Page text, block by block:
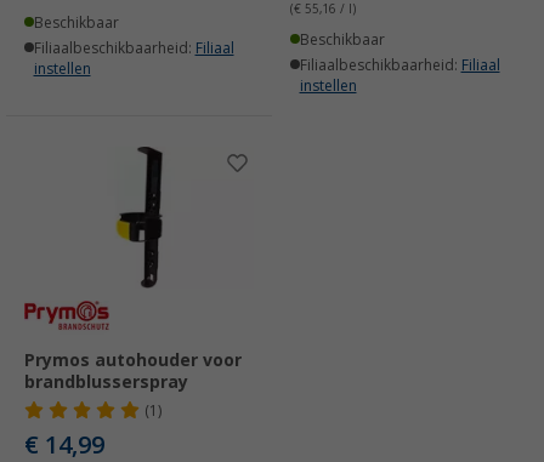
Beschikbaar
Filiaalbeschikbaarheid: Filiaal
instellen
(€ 55,16 / l)
Beschikbaar
Filiaalbeschikbaarheid: Filiaal
instellen
Prymos autohouder voor
brandblusserspray
(1)
€ 14,99